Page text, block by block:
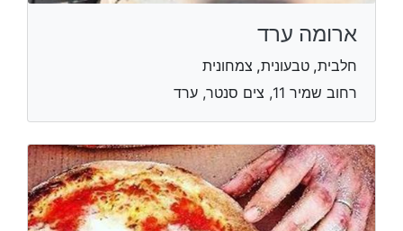
ארומה ערד
חלבית, טבעונית, צמחונית
רחוב שמיר 11, צים סנטר, ערד